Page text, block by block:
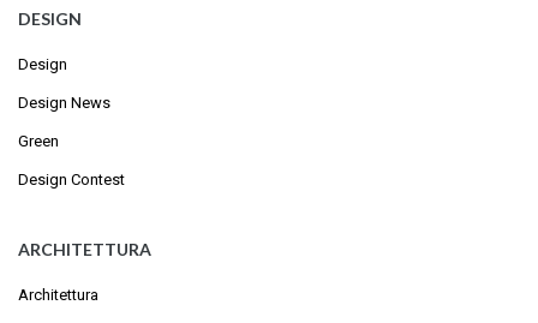
DESIGN
Design
Design News
Green
Design Contest
ARCHITETTURA
Architettura